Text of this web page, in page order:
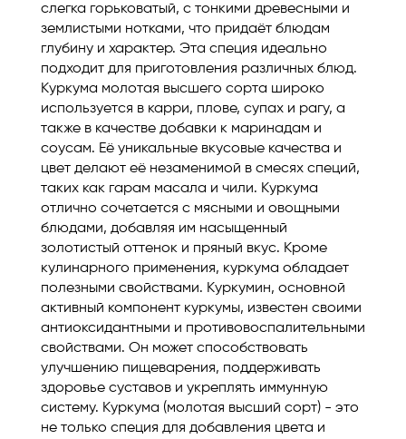
слегка горьковатый, с тонкими древесными и
землистыми нотками, что придаёт блюдам
глубину и характер. Эта специя идеально
подходит для приготовления различных блюд.
Куркума молотая высшего сорта широко
используется в карри, плове, супах и рагу, а
также в качестве добавки к маринадам и
соусам. Её уникальные вкусовые качества и
цвет делают её незаменимой в смесях специй,
таких как гарам масала и чили. Куркума
отлично сочетается с мясными и овощными
блюдами, добавляя им насыщенный
золотистый оттенок и пряный вкус. Кроме
кулинарного применения, куркума обладает
полезными свойствами. Куркумин, основной
активный компонент куркумы, известен своими
антиоксидантными и противовоспалительными
свойствами. Он может способствовать
улучшению пищеварения, поддерживать
здоровье суставов и укреплять иммунную
систему. Куркума (молотая высший сорт) - это
не только специя для добавления цвета и